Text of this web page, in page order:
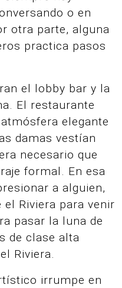
o en
otra parte, alguna
practica pasos
el lobby bar y la
El restaurante
elegante
damas vestían
necesario que
formal. En esa
a alguien,
Riviera para venir
pasar la luna de
de clase alta
Riviera.
irrumpe en